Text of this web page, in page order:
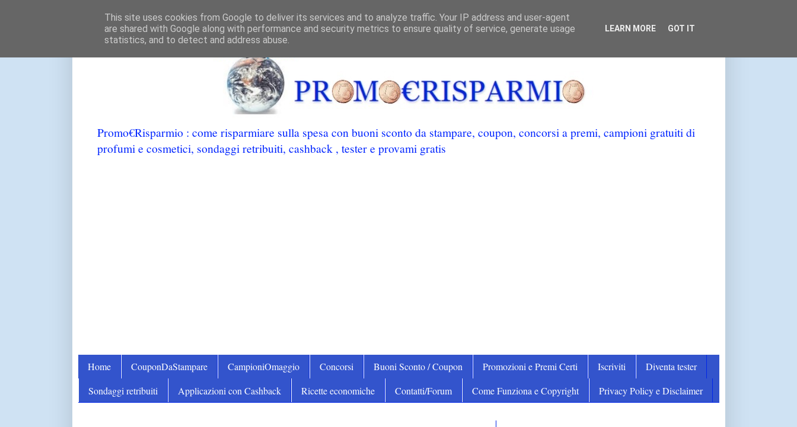
Promo€Risparmio : come risparmiare sulla spesa con buoni sconto da stampare, coupon, concorsi a premi, campioni gratuiti di
profumi e cosmetici, sondaggi retribuiti, cashback , tester e provami gratis
Home CouponDaStampare CampioniOmaggio Concorsi Buoni Sconto / Coupon Promozioni e Premi Certi Iscriviti
Diventa tester
Sondaggi retribuiti
Applicazioni con Cashback Ricette economiche Contatti/Forum Come Funziona e Copyright Privacy Policy e Disclaimer
This site uses cookies from Google to deliver its services and to analyze traffic. Your IP address and user-agent
are shared with Google along with performance and security metrics to ensure quality of service, generate usage
statistics, and to detect and address abuse.
LEARN MORE GOT IT